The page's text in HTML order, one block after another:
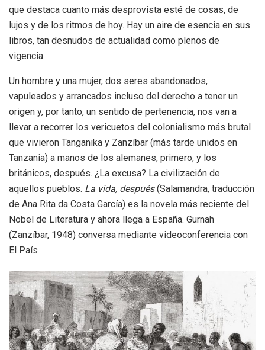
que destaca cuanto más desprovista esté de cosas, de
lujos y de los ritmos de hoy. Hay un aire de esencia en sus
libros, tan desnudos de actualidad como plenos de
vigencia.
Un hombre y una mujer, dos seres abandonados,
vapuleados y arrancados incluso del derecho a tener un
origen y, por tanto, un sentido de pertenencia, nos van a
llevar a recorrer los vericuetos del colonialismo más brutal
que vivieron Tanganika y Zanzíbar (más tarde unidos en
Tanzania) a manos de los alemanes, primero, y los
británicos, después. ¿La excusa? La civilización de
aquellos pueblos. La vida, después(Salamandra, traducción
de Ana Rita da Costa García) es la novela más reciente del
Nobel de Literatura y ahora llega a España. Gurnah
(Zanzíbar, 1948) conversa mediante videoconferencia con
El País